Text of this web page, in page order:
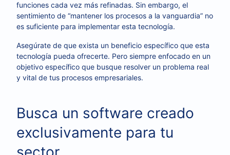
funciones cada vez más refinadas. Sin embargo, el
sentimiento de “mantener los procesos a la vanguardia” no
es suficiente para implementar esta tecnología.
Asegúrate de que exista un beneficio específico que esta
tecnología pueda ofrecerte. Pero siempre enfocado en un
objetivo específico que busque resolver un problema real
y vital de tus procesos empresariales.
Busca un software creado
exclusivamente para tu